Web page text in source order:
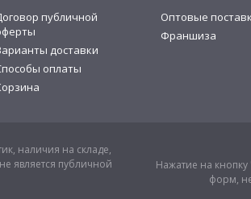
публичной
доставки
оплаты
Оптовые
Франшиза
наличия на складе,
является публичной
Нажатие на
форм,